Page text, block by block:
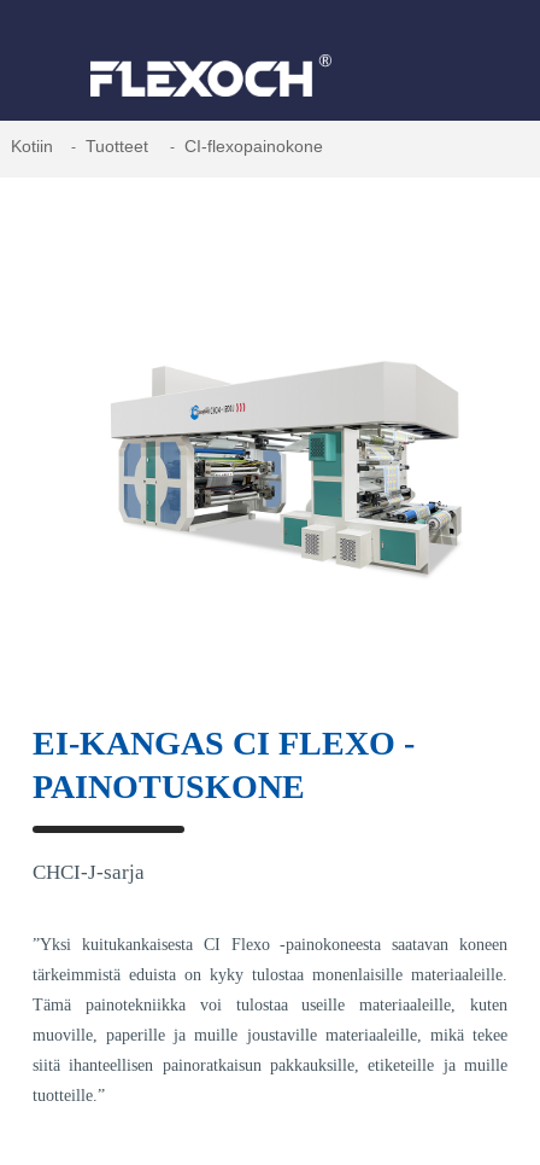
Kotiin Tuotteet CI-flexopainokone
EI-KANGAS CI FLEXO -
PAINOTUSKONE
CHCI-J-sarja
”Yksi kuitukankaisesta CI Flexo -painokoneesta saatavan koneen
tärkeimmistä eduista on kyky tulostaa monenlaisille materiaaleille.
Tämä painotekniikka voi tulostaa useille materiaaleille, kuten
muoville, paperille ja muille joustaville materiaaleille, mikä tekee
siitä ihanteellisen painoratkaisun pakkauksille, etiketeille ja muille
tuotteille.”